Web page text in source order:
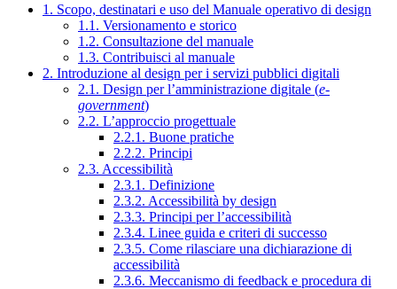
1. Scopo, destinatari e uso del Manuale operativo di design
1.1. Versionamento e storico
1.2. Consultazione del manuale
1.3. Contribuisci al manuale
2. Introduzione al design per i servizi pubblici digitali
2.1. Design per l’amministrazione digitale (e-
government)
2.2. L’approccio progettuale
2.2.1. Buone pratiche
2.2.2. Principi
2.3. Accessibilità
2.3.1. Definizione
2.3.2. Accessibilità by design
2.3.3. Principi per l’accessibilità
2.3.4. Linee guida e criteri di successo
2.3.5. Come rilasciare una dichiarazione di
accessibilità
2.3.6. Meccanismo di feedback e procedura di